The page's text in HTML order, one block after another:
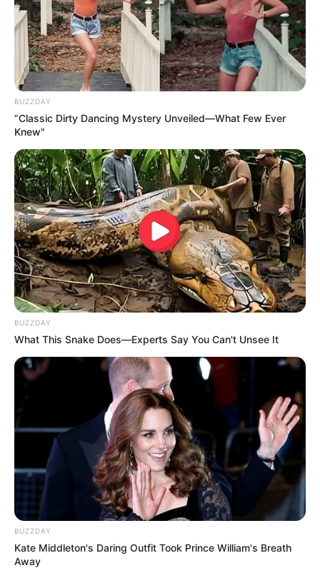
BUZZDAY
“Classic Dirty Dancing Mystery Unveiled—What Few Ever
Knew"
BUZZDAY
What This Snake Does—Experts Say You Can't Unsee It
BUZZDAY
Kate Middleton's Daring Outfit Took Prince William's Breath
Away